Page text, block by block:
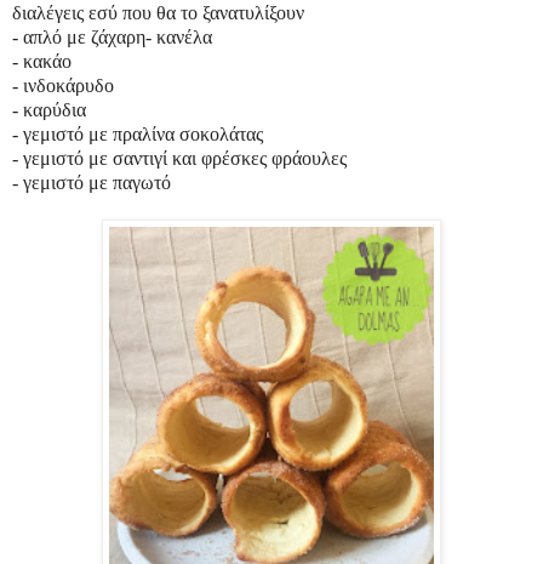
διαλέγεις εσύ που θα το ξανατυλίξουν
- απλό με ζάχαρη- κανέλα
- κακάο
- ινδοκάρυδο
- καρύδια
- γεμιστό με πραλίνα σοκολάτας
- γεμιστό με σαντιγί και φρέσκες φράουλες
- γεμιστό με παγωτό